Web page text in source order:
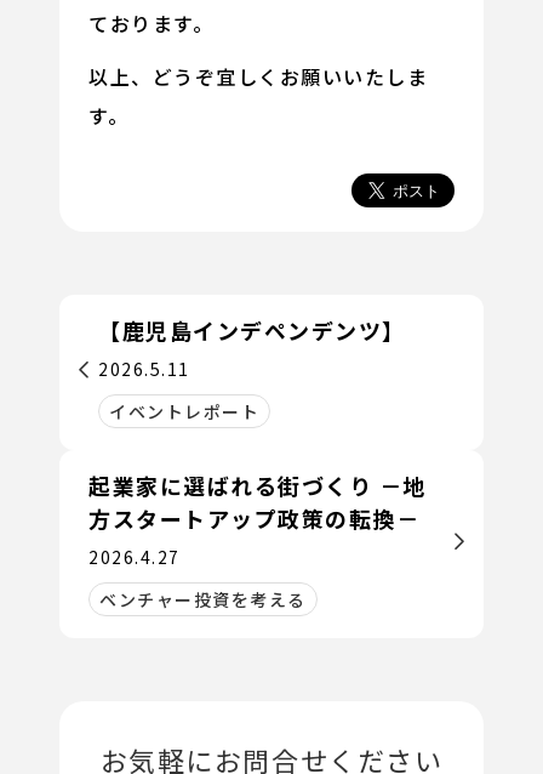
ております。
以上、どうぞ宜しくお願いいたしま
す。
【鹿児島インデペンデンツ】
2026.5.11
イベントレポート
起業家に選ばれる街づくり －地
方スタートアップ政策の転換－
2026.4.27
ベンチャー投資を考える
お気軽にお問合せください